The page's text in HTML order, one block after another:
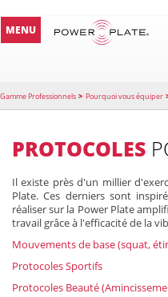
MENU
Gamme Professionnels > Pourquoi vous équiper
PROTOCOLES
Il existe près d'un millier
Plate. Ces derniers sont
réaliser sur la Power Plate
travail grâce à l'efficacité de la
Mouvements de base (squat,
Protocoles Sportifs
Protocoles Beauté